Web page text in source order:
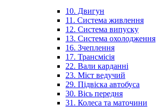
10. Двигун
11. Система живлення
12. Система випуску
13. Система охолодження
16. Зчеплення
17. Трансмісія
22. Вали карданні
23. Міст ведучий
29. Підвіска автобуса
30. Вісь передня
31. Колеса та маточини